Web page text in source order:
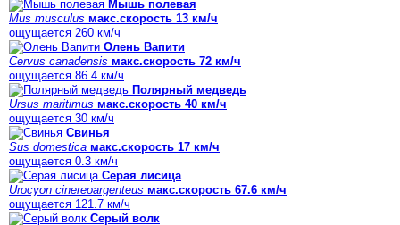
Мышь полевая
Mus musculus макс.скорость 13 км/ч
ощущается 260 км/ч
Олень Вапити
Cervus canadensis макс.скорость 72 км/ч
ощущается 86.4 км/ч
Полярный медведь
Ursus maritimus макс.скорость 40 км/ч
ощущается 30 км/ч
Свинья
Sus domestica макс.скорость 17 км/ч
ощущается 0.3 км/ч
Серая лисица
Urocyon cinereoargenteus макс.скорость 67.6 км/ч
ощущается 121.7 км/ч
Серый волк